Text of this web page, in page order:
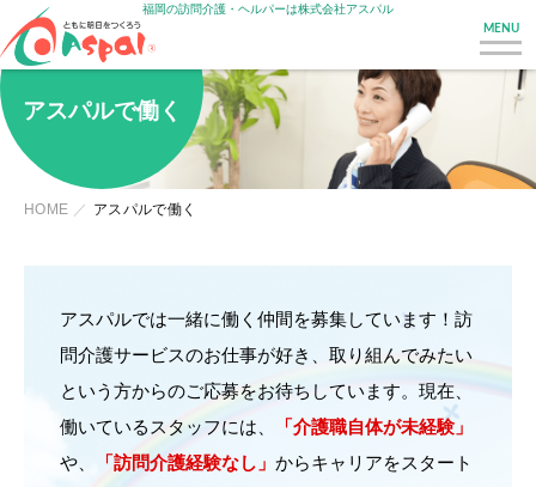
福岡の訪問介護・ヘルパーは株式会社アスパル
MENU
アスパルで働く
HOME アスパルで働く
アスパルでは一緒に働く仲間を募集しています！訪
問介護サービスのお仕事が好き、取り組んでみたい
という方からのご応募をお待ちしています。現在、
働いているスタッフには、
「介護職自体が未経験」
や、
「訪問介護経験なし」 からキャリアをスタート